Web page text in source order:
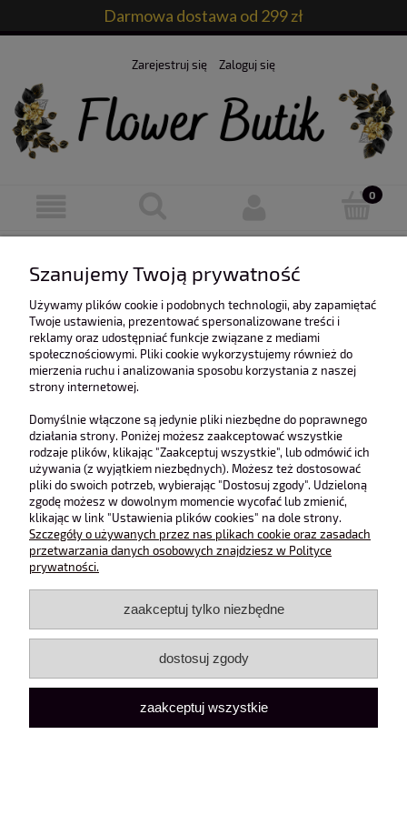
Darmowa dostawa od 299 zł
Zarejestruj się Zaloguj się
Ten produkt jest niedostępny.
O nas
Obsługa klienta
Pomoc
Moje konto
pokaż pełną wersję strony
Szanujemy Twoją prywatność
Używamy plików cookie i podobnych technologii, aby zapamiętać
Twoje ustawienia, prezentować spersonalizowane treści i
reklamy oraz udostępniać funkcje związane z mediami
społecznościowymi. Pliki cookie wykorzystujemy również do
mierzenia ruchu i analizowania sposobu korzystania z naszej
strony internetowej.
Domyślnie włączone są jedynie pliki niezbędne do poprawnego
działania strony. Poniżej możesz zaakceptować wszystkie
rodzaje plików, klikając "Zaakceptuj wszystkie", lub odmówić ich
używania (z wyjątkiem niezbędnych). Możesz też dostosować
pliki do swoich potrzeb, wybierając "Dostosuj zgody". Udzieloną
zgodę możesz w dowolnym momencie wycofać lub zmienić,
klikając w link "Ustawienia plików cookies" na dole strony.
Szczegóły o używanych przez nas plikach cookie oraz zasadach
przetwarzania danych osobowych znajdziesz w Polityce
prywatności.
zaakceptuj tylko niezbędne
dostosuj zgody
zaakceptuj wszystkie